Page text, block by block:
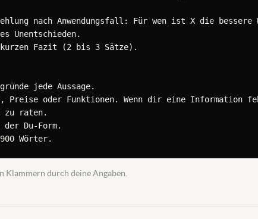
nach Anwendungsfall: Für wen ist X die bessere
Unentschieden.
Fazit (2 bis 3 Sätze).
jede Aussage.
Preise oder Funktionen. Wenn dir eine Information
raten.
Du-Form.
Wörter.
Klammern durch deine Angaben.